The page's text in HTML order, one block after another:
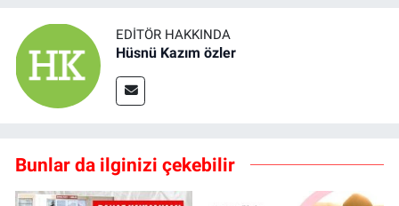
EDITÖR HAKKINDA
Hüsnü Kazım özler
Bunlar da ilginizi çekebilir